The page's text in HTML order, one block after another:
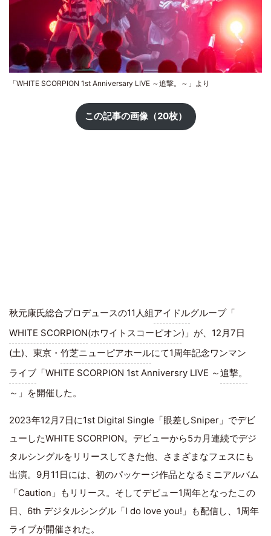
「WHITE SCORPION 1st Anniversary LIVE ～追撃。～」より
この記事の画像（20枚）
秋元康氏総合プロデュースの11人組アイドルグループ「
WHITE SCORPION(ホワイトスコーピオン)」が、12月7日
(土)、東京・ 竹芝ニューピアホールにて1周年記念ワンマン
ライブ 「WHITE SCORPION 1st Anniversry LIVE ～追撃。
～」を開催した。
2023年12月7日に1st Digital Single「眼差しSniper」でデビ
ューしたWHITE SCORPION。デビューから5カ月連続でデジ
タルシングルをリリースしてきた他、さまざまなフェスにも
出演。9月11日には、初のパッケージ作品となるミニアルバム
「Caution」もリリース。そしてデビュー1周年となったこの
日、6th デジタルシングル「I do love you!」も配信し、1周年
ライブが開催された。